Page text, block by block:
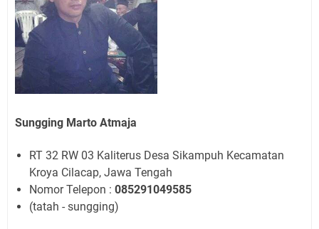
Sungging Marto Atmaja
RT 32 RW 03 Kaliterus Desa Sikampuh Kecamatan
Kroya Cilacap, Jawa Tengah
Nomor Telepon : 085291049585
(tatah - sungging)